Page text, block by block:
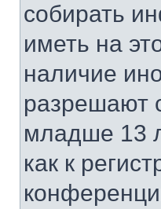
собирать
иметь на
наличие
разрешают
младше 13
как к